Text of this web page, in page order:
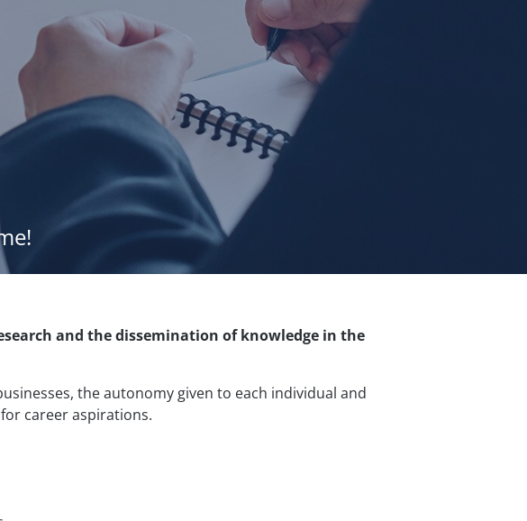
and the dissemination of knowledge in the
the autonomy given to each individual and
career aspirations.